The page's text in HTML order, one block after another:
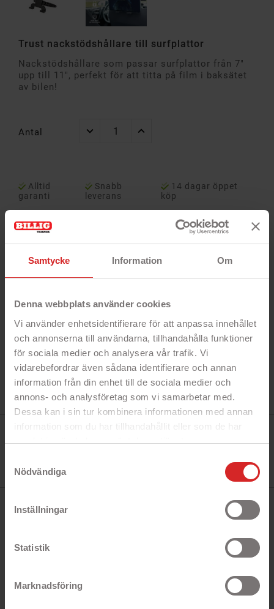
Samtycke Information Om
Denna webbplats använder cookies
Vi använder enhetsidentifierare för att anpassa innehållet
och annonserna till användarna, tillhandahålla funktioner
för sociala medier och analysera vår trafik. Vi
vidarebefordrar även sådana identifierare och annan
information från din enhet till de sociala medier och
annons- och analysföretag som vi samarbetar med.
Dessa kan i sin tur kombinera informationen med annan
information som du har tillhandahållit eller som de har
samlat in när du har använt deras tjänster.
Nödvändiga
Inställningar
Statistik
Marknadsföring
Trust nackstödshållare till surfplattor
Nackstödshållare som passar surfplattor från 7"
upp till 11", perfekt för att titta på film i baksätet
av bilen!
Antal
Alltid
garanti
Snabb
leverans
14 dagar öppet
köp
Referens:
1 Produkt
Snabbfakta!
- Passar surfplattor 7-11"